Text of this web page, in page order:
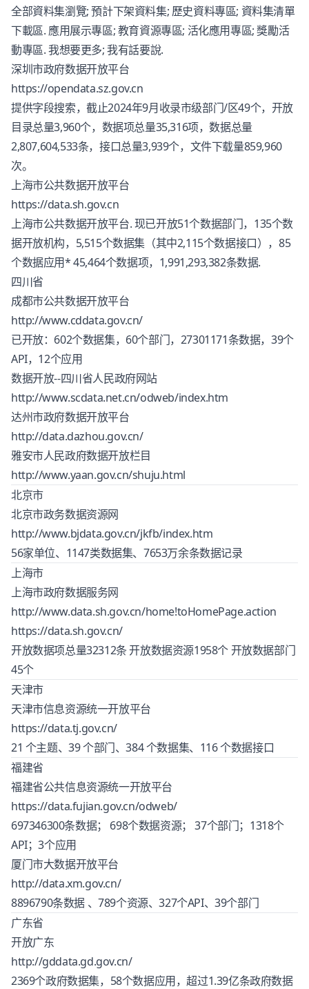
全部資料集瀏覽; 預計下架資料集; 歷史資料專區; 資料集清單
下載區. 應用展示專區; 教育資源專區; 活化應用專區; 獎勵活
動專區. 我想要更多; 我有話要說.
深圳市政府数据开放平台
https://opendata.sz.gov.cn
提供字段搜索，截止2024年9月收录市级部门/区49个，开放
目录总量3,960个，数据项总量35,316项，数据总量
2,807,604,533条，接口总量3,939个，文件下载量859,960
次。
上海市公共数据开放平台
https://data.sh.gov.cn
上海市公共数据开放平台. 现已开放51个数据部门，135个数
据开放机构，5,515个数据集（其中2,115个数据接口），85
个数据应用* 45,464个数据项，1,991,293,382条数据.
四川省
成都市公共数据开放平台
http://www.cddata.gov.cn/
已开放：602个数据集，60个部门，27301171条数据，39个
API，12个应用
数据开放--四川省人民政府网站
http://www.scdata.net.cn/odweb/index.htm
达州市政府数据开放平台
http://data.dazhou.gov.cn/
雅安市人民政府数据开放栏目
http://www.yaan.gov.cn/shuju.html
北京市
北京市政务数据资源网
http://www.bjdata.gov.cn/jkfb/index.htm
56家单位、1147类数据集、7653万余条数据记录
上海市
上海市政府数据服务网
http://www.data.sh.gov.cn/home!toHomePage.action
https://data.sh.gov.cn/
开放数据项总量32312条 开放数据资源1958个 开放数据部门
45个
天津市
天津市信息资源统一开放平台
https://data.tj.gov.cn/
21 个主题、39 个部门、384 个数据集、116 个数据接口
福建省
福建省公共信息资源统一开放平台
https://data.fujian.gov.cn/odweb/
697346300条数据； 698个数据资源； 37个部门；1318个
API；3个应用
厦门市大数据开放平台
http://data.xm.gov.cn/
8896790条数据 、789个资源、327个API、39个部门
广东省
开放广东
http://gddata.gd.gov.cn/
2369个政府数据集，58个数据应用，超过1.39亿条政府数据